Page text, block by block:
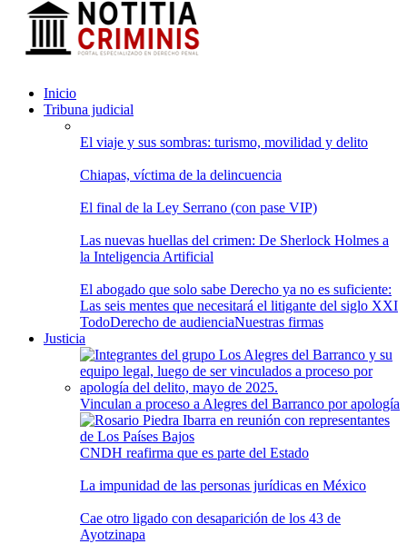
Inicio
Tribuna judicial
El viaje y sus sombras: turismo, movilidad y delito
Chiapas, víctima de la delincuencia
El final de la Ley Serrano (con pase VIP)
Las nuevas huellas del crimen: De Sherlock Holmes a
la Inteligencia Artificial
El abogado que solo sabe Derecho ya no es suficiente:
Las seis mentes que necesitará el litigante del siglo XXI
TodoDerecho de audienciaNuestras firmas
Justicia
Vinculan a proceso a Alegres del Barranco por apología
CNDH reafirma que es parte del Estado
La impunidad de las personas jurídicas en México
Cae otro ligado con desaparición de los 43 de
Ayotzinapa